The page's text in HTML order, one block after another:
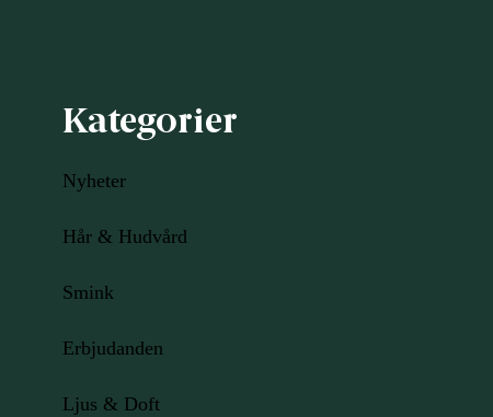
Kategorier
Nyheter
Hår & Hudvård
Smink
Erbjudanden
Ljus & Doft